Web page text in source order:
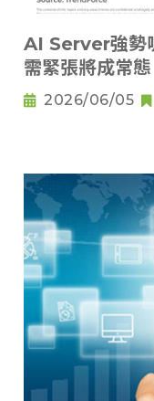
AI Server強勢
需緊張將成常態
2026/06/05